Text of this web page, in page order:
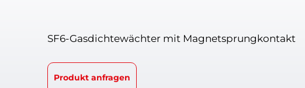
SF6-Gasdichtewächter mit Magnetsprungkontakt
Produkt anfragen